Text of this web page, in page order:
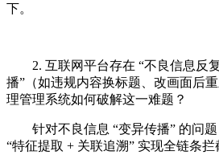
下。
2. 互联网平台存在 “不良信息反
播”（如违规内容换标题、改画面后
理管理系统如何破解这一难题？
针对不良信息 “变异传播” 的问
“特征提取 + 关联追溯” 实现全链条